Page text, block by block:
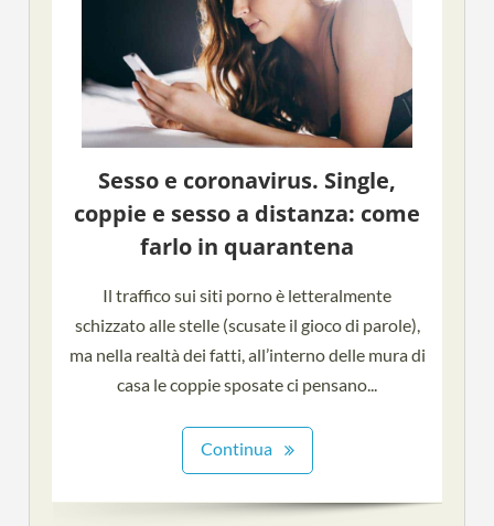
Sesso e coronavirus. Single,
coppie e sesso a distanza: come
farlo in quarantena
Il traffico sui siti porno è letteralmente
schizzato alle stelle (scusate il gioco di parole),
ma nella realtà dei fatti, all’interno delle mura di
casa le coppie sposate ci pensano...
Continua